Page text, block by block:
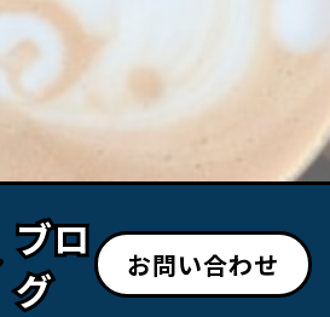
ブロ
グ
ブロ
グ
お問い合わせ